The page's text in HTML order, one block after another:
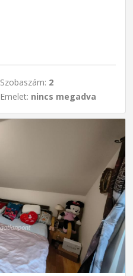
Szobaszám: 2
Emelet: nincs megadva